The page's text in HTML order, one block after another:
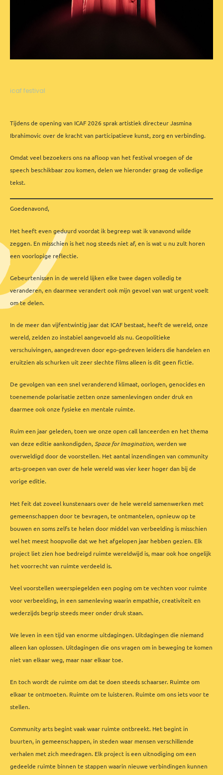
icaf festival
Tijdens de opening van ICAF 2026 sprak artistiek directeur Jasmina
Ibrahimovic over de kracht van participatieve kunst, zorg en verbinding.
Omdat veel bezoekers ons na afloop van het festival vroegen of de
speech beschikbaar zou komen, delen we hieronder graag de volledige
tekst.
Goedenavond,
Het heeft even geduurd voordat ik begreep wat ik vanavond wilde
zeggen. En misschien is het nog steeds niet af, en is wat u nu zult horen
een voorlopige reflectie.
Gebeurtenissen in de wereld lijken elke twee dagen volledig te
veranderen, en daarmee verandert ook mijn gevoel van wat urgent voelt
om te delen.
In de meer dan vijfentwintig jaar dat ICAF bestaat, heeft de wereld, onze
wereld, zelden zo instabiel aangevoeld als nu. Geopolitieke
verschuivingen, aangedreven door ego-gedreven leiders die handelen en
eruitzien als schurken uit zeer slechte films alleen is dit geen fictie.
De gevolgen van een snel veranderend klimaat, oorlogen, genocides en
toenemende polarisatie zetten onze samenlevingen onder druk en
daarmee ook onze fysieke en mentale ruimte.
Ruim een jaar geleden, toen we onze open call lanceerden en het thema
van deze editie aankondigden, Space for Imagination, werden we
overweldigd door de voorstellen. Het aantal inzendingen van community
arts-groepen van over de hele wereld was vier keer hoger dan bij de
vorige editie.
Het feit dat zoveel kunstenaars over de hele wereld samenwerken met
gemeenschappen door te bevragen, te ontmantelen, opnieuw op te
bouwen en soms zelfs te helen door middel van verbeelding is misschien
wel het meest hoopvolle dat we het afgelopen jaar hebben gezien. Elk
project liet zien hoe bedreigd ruimte wereldwijd is, maar ook hoe ongelijk
het voorrecht van ruimte verdeeld is.
Veel voorstellen weerspiegelden een poging om te vechten voor ruimte
voor verbeelding, in een samenleving waarin empathie, creativiteit en
wederzijds begrip steeds meer onder druk staan.
We leven in een tijd van enorme uitdagingen. Uitdagingen die niemand
alleen kan oplossen. Uitdagingen die ons vragen om in beweging te komen
niet van elkaar weg, maar naar elkaar toe.
En toch wordt de ruimte om dat te doen steeds schaarser. Ruimte om
elkaar te ontmoeten. Ruimte om te luisteren. Ruimte om ons iets voor te
stellen.
Community arts begint vaak waar ruimte ontbreekt. Het begint in
buurten, in gemeenschappen, in steden waar mensen verschillende
verhalen met zich meedragen. Elk project is een uitnodiging om een
gedeelde ruimte binnen te stappen waarin nieuwe verbindingen kunnen